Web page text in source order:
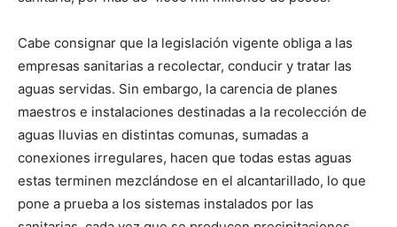
Cabe consignar que la legislación vigente obliga a las
empresas sanitarias a recolectar, conducir y tratar las
aguas servidas. Sin embargo, la carencia de planes
maestros e instalaciones destinadas a la recolección de
aguas lluvias en distintas comunas, sumadas a
conexiones irregulares, hacen que todas estas aguas
estas terminen mezclándose en el alcantarillado, lo que
pone a prueba a los sistemas instalados por las